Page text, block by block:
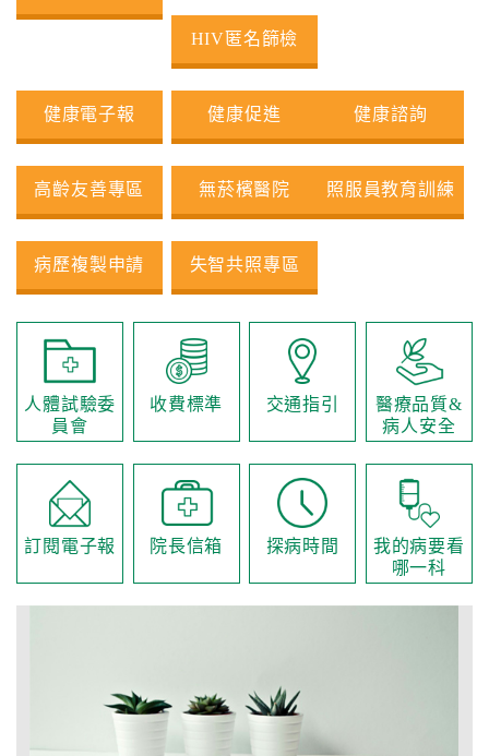
續
HIV匿名篩檢
健康電子報 健康促進 健康諮詢
高齡友善專區 無菸檳醫院 照服員教育訓練
病歷複製申請 失智共照專區
人體試驗委
員會
收費標準 交通指引
醫療品質&
病人安全
訂閱電子報 院長信箱 探病時間
我的病要看
哪一科